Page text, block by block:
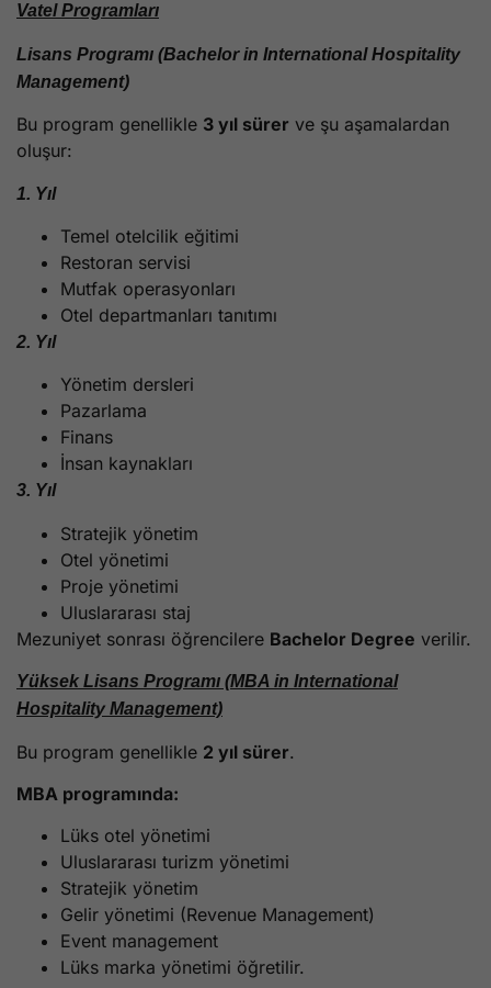
Vatel Programları
Lisans Programı (Bachelor in International Hospitality
Management)
Bu program genellikle 3 yıl sürer ve şu aşamalardan
oluşur:
1. Yıl
Temel otelcilik eğitimi
Restoran servisi
Mutfak operasyonları
Otel departmanları tanıtımı
2. Yıl
Yönetim dersleri
Pazarlama
Finans
İnsan kaynakları
3. Yıl
Stratejik yönetim
Otel yönetimi
Proje yönetimi
Uluslararası staj
Mezuniyet sonrası öğrencilere Bachelor Degree verilir.
Yüksek Lisans Programı (MBA in International
Hospitality Management)
Bu program genellikle 2 yıl sürer.
MBA programında:
Lüks otel yönetimi
Uluslararası turizm yönetimi
Stratejik yönetim
Gelir yönetimi (Revenue Management)
Event management
Lüks marka yönetimi öğretilir.